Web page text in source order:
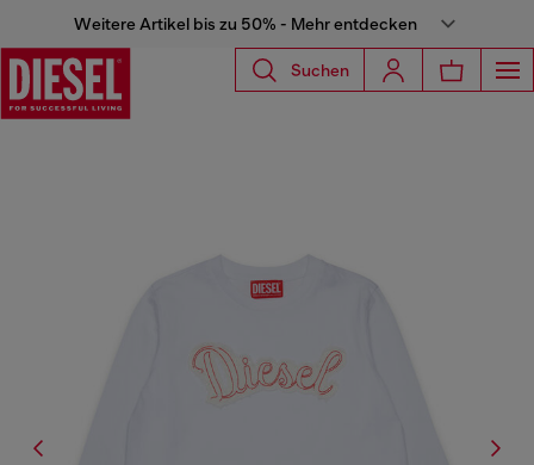
Weitere Artikel bis zu 50% - Mehr entdecken
Suchen